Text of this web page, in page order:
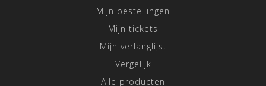
Mijn bestellingen
Mijn tickets
Mijn verlanglijst
Vergelijk
Alle producten